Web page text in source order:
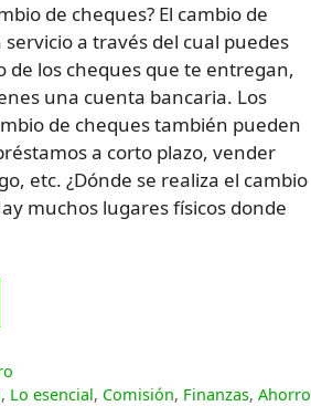
de cheques? El cambio de
a través del cual puedes
de los cheques que te entregan,
una cuenta bancaria. Los
de cheques también pueden
a corto plazo, vender
etc. ¿Dónde se realiza el cambio
muchos lugares físicos donde
, Lo esencial, Comisión, Finanzas,Ahorro